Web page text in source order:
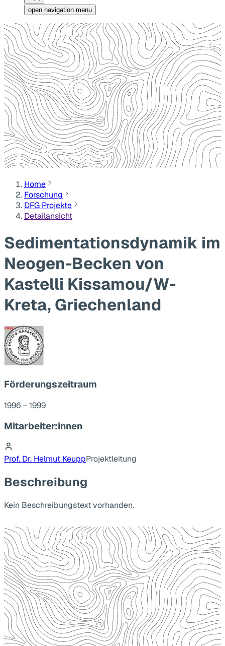
open navigation menu
Home
Forschung
DFG Projekte
Detailansicht
Sedimentationsdynamik im
Neogen-Becken von
Kastelli Kissamou/W-
Kreta, Griechenland
Förderungszeitraum
1996 – 1999
Mitarbeiter:innen
Prof. Dr. Helmut KeuppProjektleitung
Beschreibung
Kein Beschreibungstext vorhanden.